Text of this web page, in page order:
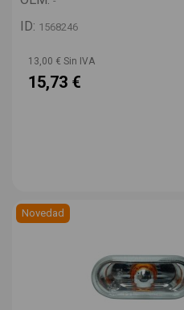
ID: 1568246
13,00 € Sin IVA
15,73 €
Novedad